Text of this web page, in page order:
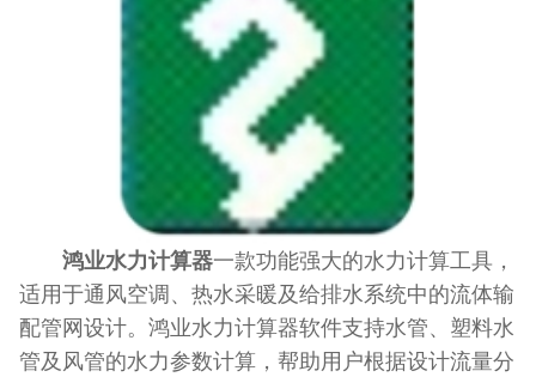
鸿业水力计算器一款功能强大的水力计算工具，
适用于通风空调、热水采暖及给排水系统中的流体输
配管网设计。鸿业水力计算器软件支持水管、塑料水
管及风管的水力参数计算，帮助用户根据设计流量分